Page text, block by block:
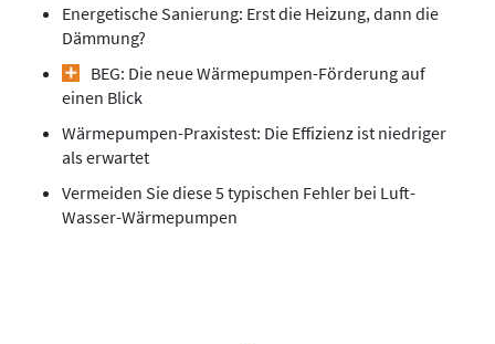
Energetische Sanierung: Erst die Heizung, dann die
Dämmung?
BEG: Die neue Wärmepumpen-Förderung auf
einen Blick
Wärmepumpen-Praxistest: Die Effizienz ist niedriger
als erwartet
Vermeiden Sie diese 5 typischen Fehler bei Luft-
Wasser-Wärmepumpen